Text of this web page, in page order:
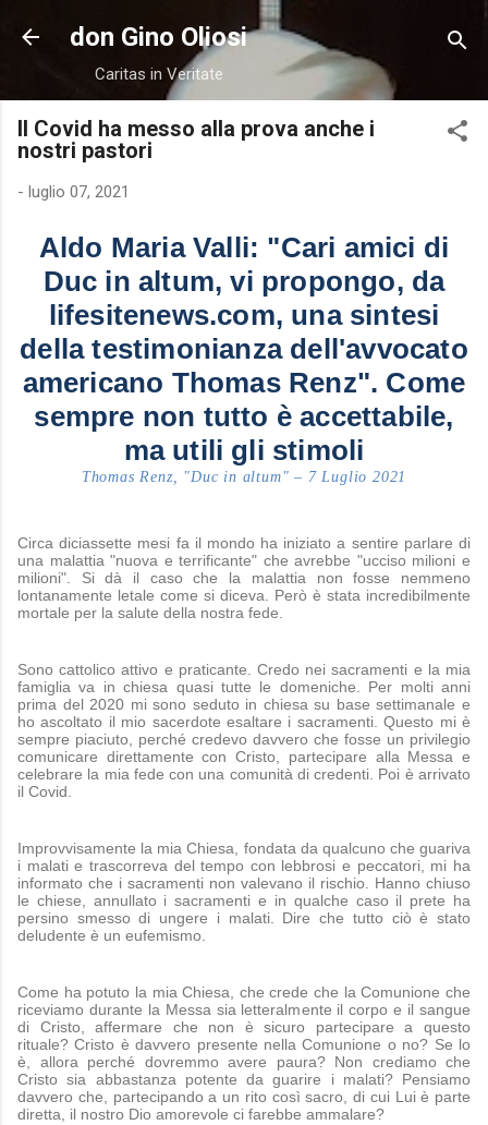
Passa ai contenuti principali
don Gino Oliosi
Caritas in Veritate
Il Covid ha messo alla prova anche i
nostri pastori
- luglio 07, 2021
Aldo Maria Valli: "Cari amici di
Duc in altum, vi propongo, da
lifesitenews.com, una sintesi
della testimonianza dell'avvocato
americano Thomas Renz". Come
sempre non tutto è accettabile,
ma utili gli stimoli
Thomas Renz, "Duc in altum" – 7 Luglio 2021
Circa diciassette mesi fa il mondo ha iniziato a sentire parlare di
una malattia "nuova e terrificante" che avrebbe "ucciso milioni e
milioni". Si dà il caso che la malattia non fosse nemmeno
lontanamente letale come si diceva. Però è stata incredibilmente
mortale per la salute della nostra fede.
Sono cattolico attivo e praticante. Credo nei sacramenti e la mia
famiglia va in chiesa quasi tutte le domeniche. Per molti anni
prima del 2020 mi sono seduto in chiesa su base settimanale e
ho ascoltato il mio sacerdote esaltare i sacramenti. Questo mi è
sempre piaciuto, perché credevo davvero che fosse un privilegio
comunicare direttamente con Cristo, partecipare alla Messa e
celebrare la mia fede con una comunità di credenti. Poi è arrivato
il Covid.
Improvvisamente la mia Chiesa, fondata da qualcuno che guariva
i malati e trascorreva del tempo con lebbrosi e peccatori, mi ha
informato che i sacramenti non valevano il rischio. Hanno chiuso
le chiese, annullato i sacramenti e in qualche caso il prete ha
persino smesso di ungere i malati. Dire che tutto ciò è stato
deludente è un eufemismo.
Come ha potuto la mia Chiesa, che crede che la Comunione che
riceviamo durante la Messa sia letteralmente il corpo e il sangue
di Cristo, affermare che non è sicuro partecipare a questo
rituale? Cristo è davvero presente nella Comunione o no? Se lo
è, allora perché dovremmo avere paura? Non crediamo che
Cristo sia abbastanza potente da guarire i malati? Pensiamo
davvero che, partecipando a un rito così sacro, di cui Lui è parte
diretta, il nostro Dio amorevole ci farebbe ammalare?